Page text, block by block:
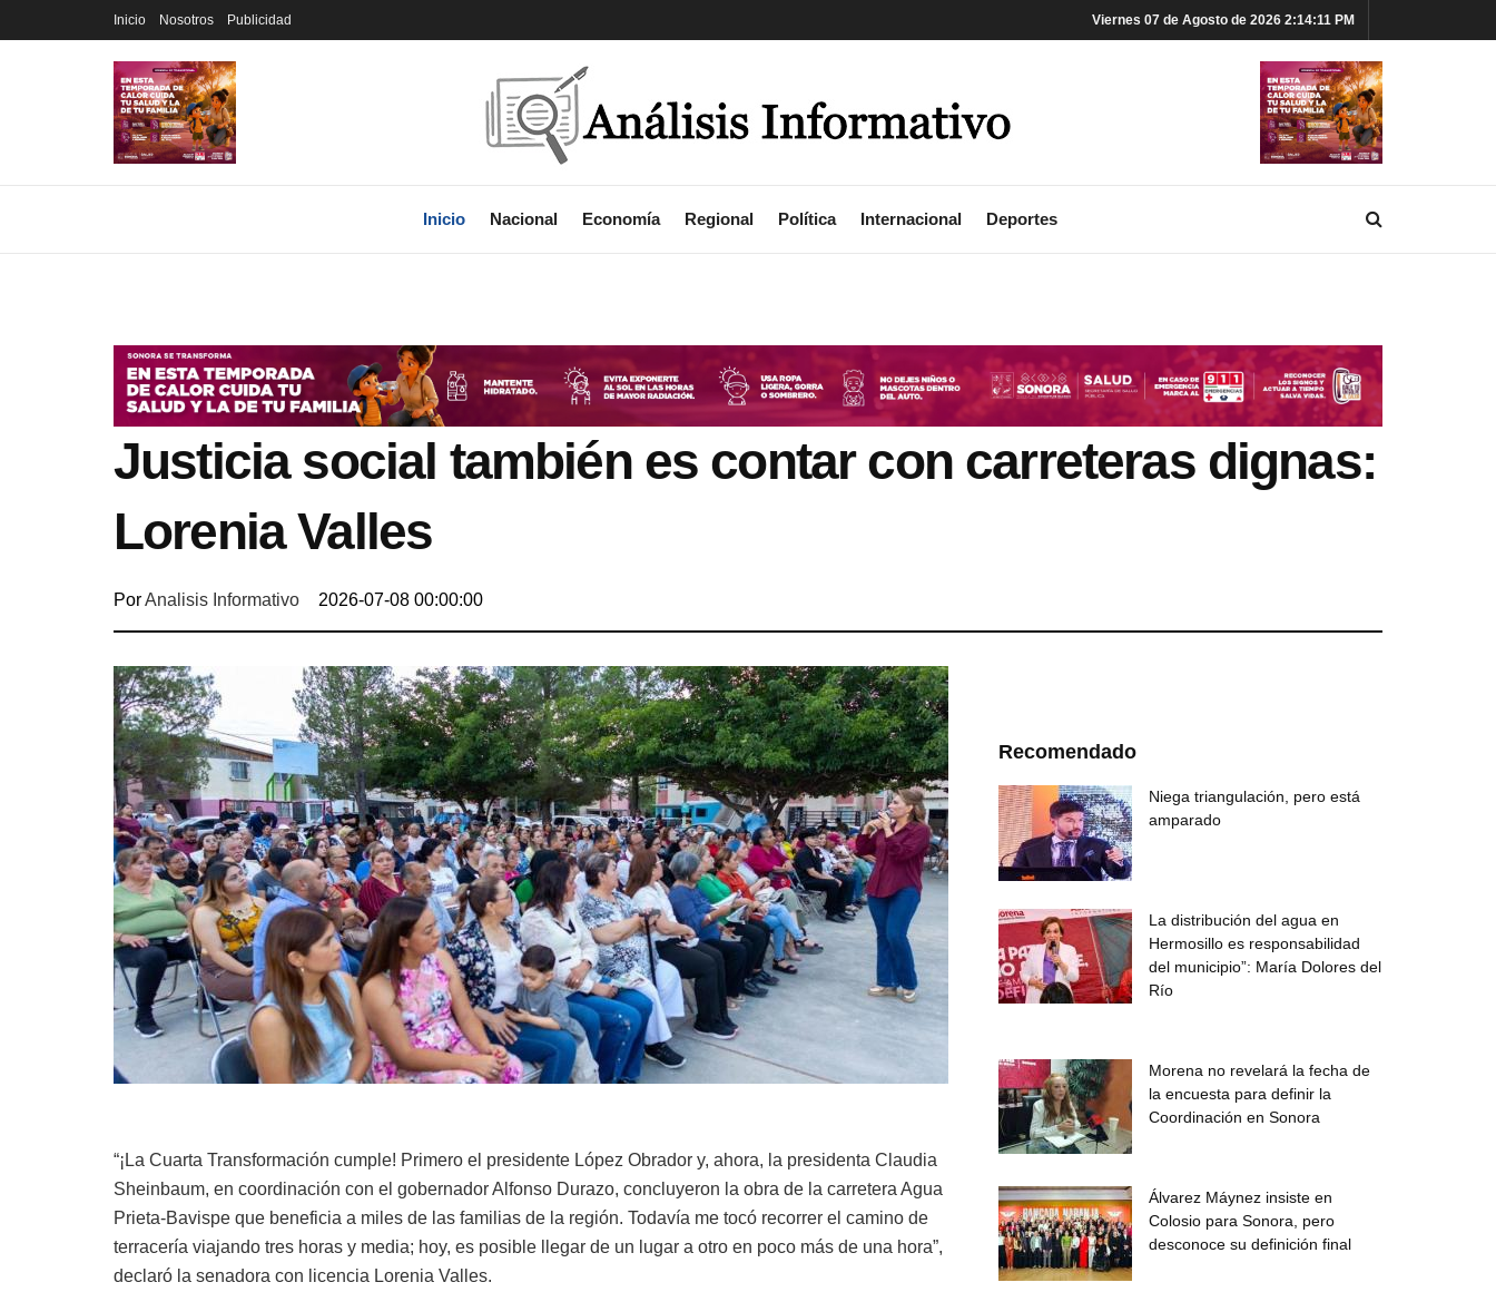
Inicio Nosotros Publicidad Viernes 07 de Agosto de 2026 2:14:12 PM
Inicio Nacional Economía Regional Política Internacional Deportes
Justicia social también es contar con carreteras dignas:
Lorenia Valles
PorAnalisis Informativo 2026-07-08 00:00:00
“¡La Cuarta Transformación cumple! Primero el presidente López Obrador y, ahora, la presidenta Claudia
Sheinbaum, en coordinación con el gobernador Alfonso Durazo, concluyeron la obra de la carretera Agua
Prieta-Bavispe que beneficia a miles de las familias de la región. Todavía me tocó recorrer el camino de
terracería viajando tres horas y media; hoy, es posible llegar de un lugar a otro en poco más de una hora”,
declaró la senadora con licencia Lorenia Valles.
Recomendado
Niega triangulación, pero está
amparado
La distribución del agua en
Hermosillo es responsabilidad
del municipio”: María Dolores del
Río
Morena no revelará la fecha de
la encuesta para definir la
Coordinación en Sonora
Álvarez Máynez insiste en
Colosio para Sonora, pero
desconoce su definición final